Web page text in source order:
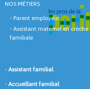
NOS MÉTIERS
• Parent employeur
• Assistant maternel en crèche
familiale
- Assistant familial
- Accueillant familial